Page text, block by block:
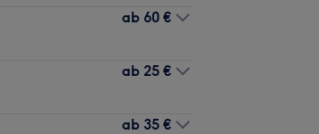
ab 60 €
ab 25 €
ab 35 €